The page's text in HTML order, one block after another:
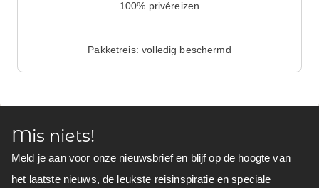
100% privéreizen
Pakketreis: volledig beschermd
Mis niets!
Meld je aan voor onze nieuwsbrief en blijf op de hoogte van
het laatste nieuws, de leukste reisinspiratie en speciale